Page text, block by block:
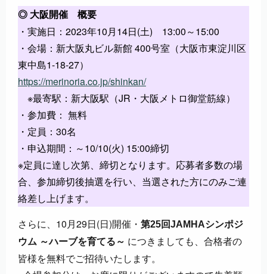
◎ 大阪開催 概要
・実施日：2023年10月14日(土) 13:00～15:00
・会場：新大阪丸ビル新館 400号室（大阪市東淀川区
東中島1-18-27）
https://merinoria.co.jp/shinkan/
※最寄駅：新大阪駅（JR・大阪メトロ御堂筋線）
・参加費： 無料
・定員：30名
・申込期間：～10/10(火) 15:00締切
※定員に達し次第、締切となります。応募者多数の場
合、参加締切後抽選を行い、当選された方にのみご連
絡差し上げます。
さらに、10月29日(日)開催・ 第25回JAMHAシンポジ
ウム ～ハーブを育てる～ につきましても、合格者の
皆様を無料でご招待いたします。